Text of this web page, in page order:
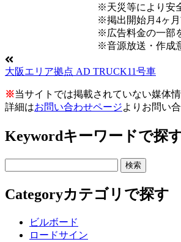
※天災等により安
※掲出開始月4ヶ月
※広告料金の一部
※音源放送・作成
大阪エリア拠点 AD TRUCK11号車
※当サイトでは掲載されていない媒体
詳細はお問い合わせページよりお問い
Keywordキーワードで探
Categoryカテゴリで探す
ビルボード
ロードサイン